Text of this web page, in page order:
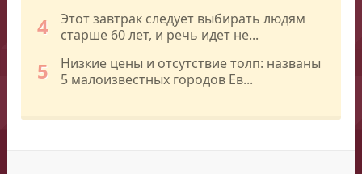
4
Этот завтрак следует выбирать людям
старше 60 лет, и речь идет не...
5
Низкие цены и отсутствие толп: названы
5 малоизвестных городов Ев...